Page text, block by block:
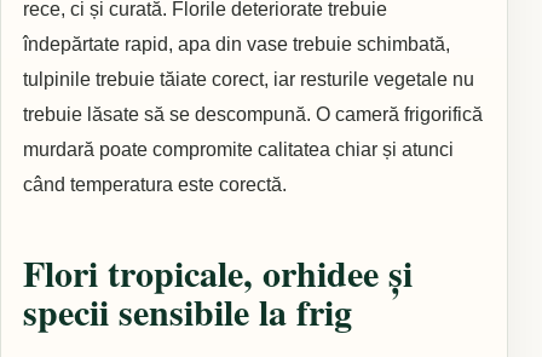
rece, ci și curată. Florile deteriorate trebuie
îndepărtate rapid, apa din vase trebuie schimbată,
tulpinile trebuie tăiate corect, iar resturile vegetale nu
trebuie lăsate să se descompună. O cameră frigorifică
murdară poate compromite calitatea chiar și atunci
când temperatura este corectă.
Flori tropicale, orhidee și
specii sensibile la frig